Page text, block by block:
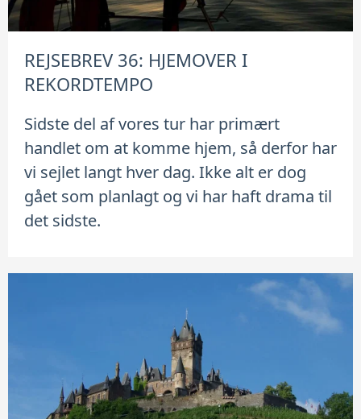
REJSEBREV 36: HJEMOVER I
REKORDTEMPO
Sidste del af vores tur har primært
handlet om at komme hjem, så derfor har
vi sejlet langt hver dag. Ikke alt er dog
gået som planlagt og vi har haft drama til
det sidste.